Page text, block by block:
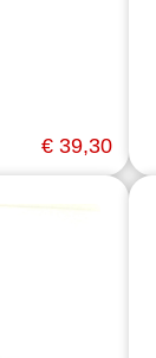
€ 39,30